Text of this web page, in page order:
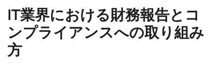
IT業界における財務報告とコ
ンプライアンスへの取り組み
方